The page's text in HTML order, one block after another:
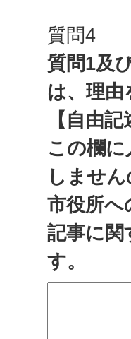
質問4
質問1及
は、理
【自由記
この欄
しませ
市役所へ
記事に関
す。